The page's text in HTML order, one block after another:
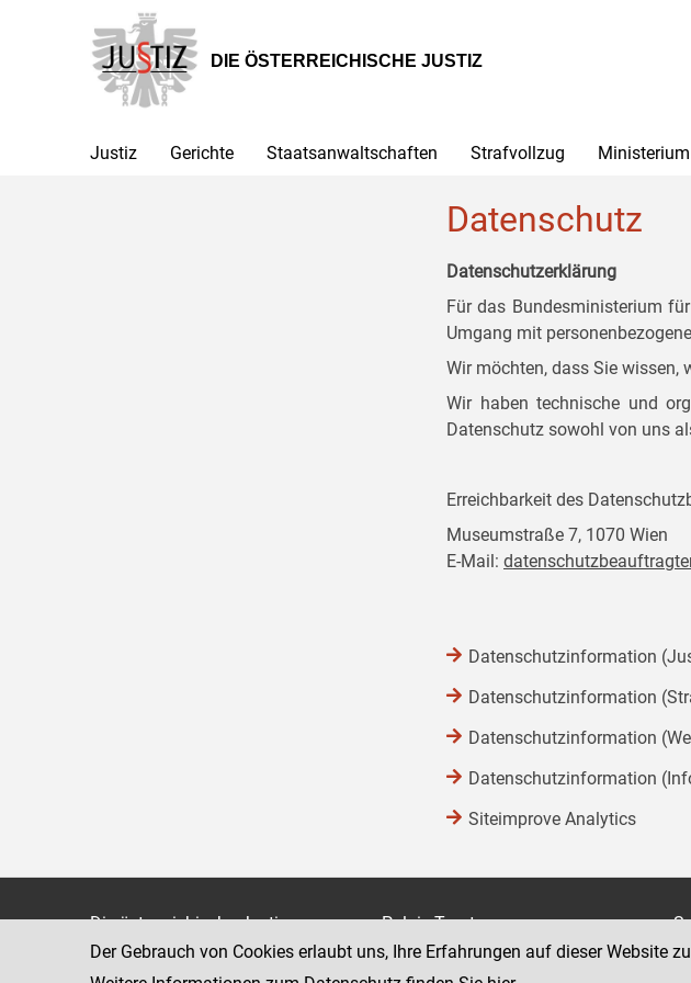
Hauptnavigation
[1]
Inhalt
[2]
Untermenü
[3]
DIE ÖSTERREICHISCHE JUSTIZ
Justiz Gerichte Staatsanwaltschaften Strafvollzug Ministerium
Datenschutz
Datenschutzerklärung
Für das Bundesministerium
Umgang mit
Wir möchten, dass Sie wissen,
Wir haben technische und
Datenschutz sowohl von uns
Erreichbarkeit des
Museumstraße 7, 1070 Wien
E-Mail:
Datenschutzinformation
Datenschutzinformation
Datenschutzinformation
Datenschutzinformation
Siteimprove Analytics
Die österreichische Justiz
Bundesministerium für Justiz
Palais Trautson
Museumstraße 7
1070 Wien
Der Gebrauch von Cookies erlaubt uns, Ihre Erfahrungen auf dieser Website